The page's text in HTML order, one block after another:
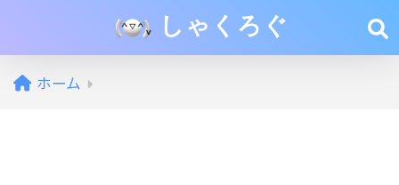
しゃくろぐ
ホーム